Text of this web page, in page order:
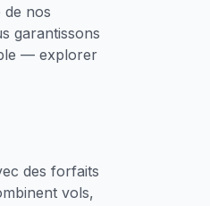
de nos
garantissons
— explorer
des forfaits
vols,